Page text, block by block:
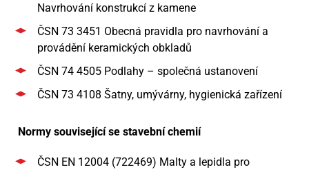
Navrhování konstrukcí z kamene
ČSN 73 3451 Obecná pravidla pro navrhování a
provádění keramických obkladů
ČSN 74 4505 Podlahy – společná ustanovení
ČSN 73 4108 Šatny, umývárny, hygienická zařízení
Normy související se stavební chemií
ČSN EN 12004 (722469) Malty a lepidla pro